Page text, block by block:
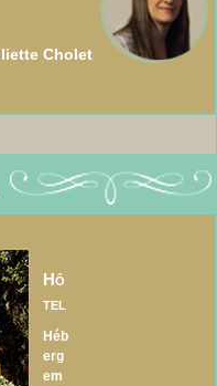
Cholet
Hô
tel
Héb
erg
em